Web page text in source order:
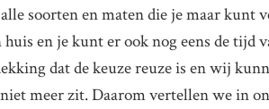
soorten en maten die je maar kunt
en je kunt er ook nog eens de tijd
dat de keuze reuze is en wij
meer zit. Daarom vertellen we in